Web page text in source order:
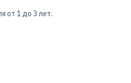
от 1 до 3 лет.